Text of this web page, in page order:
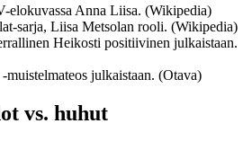
elokuvassa Anna Liisa. (Wikipedia)
sarja, Liisa Metsolan rooli. (Wikipedia)
Heikosti positiivinen julkaistaan.
-muistelmateos julkaistaan. (Otava)
vs. huhut